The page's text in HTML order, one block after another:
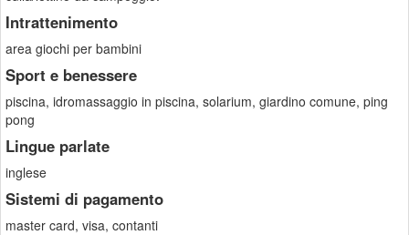
Intrattenimento
area giochi per bambini
Sport e benessere
piscina, idromassaggio in piscina, solarium, giardino comune, ping
pong
Lingue parlate
inglese
Sistemi di pagamento
master card, visa, contanti